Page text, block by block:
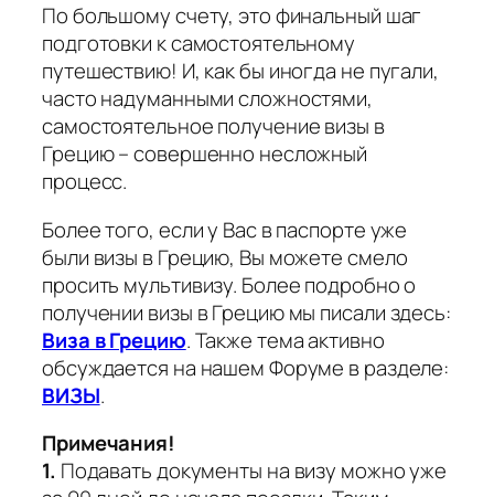
По большому счету, это финальный шаг
подготовки к самостоятельному
путешествию! И, как бы иногда не пугали,
часто надуманными сложностями,
самостоятельное получение визы в
Грецию – совершенно несложный
процесс.
Более того, если у Вас в паспорте уже
были визы в Грецию, Вы можете смело
просить мультивизу. Более подробно о
получении визы в Грецию мы писали здесь:
Виза в Грецию. Также тема активно
обсуждается на нашем Форуме в разделе:
ВИЗЫ.
Примечания!
1. Подавать документы на визу можно уже